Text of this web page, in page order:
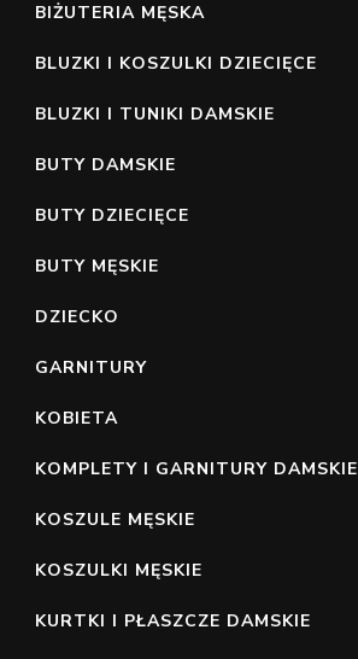
BIŻUTERIA MĘSKA
BLUZKI I KOSZULKI DZIECIĘCE
BLUZKI I TUNIKI DAMSKIE
BUTY DAMSKIE
BUTY DZIECIĘCE
BUTY MĘSKIE
DZIECKO
GARNITURY
KOBIETA
KOMPLETY I GARNITURY DAMSKIE
KOSZULE MĘSKIE
KOSZULKI MĘSKIE
KURTKI I PŁASZCZE DAMSKIE